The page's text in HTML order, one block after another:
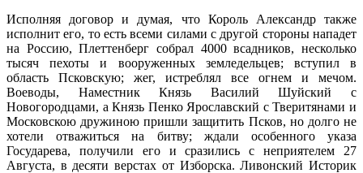
Исполняя договор и думая, что Король Александр также
исполнит его, то есть всеми силами с другой стороны нападет
на Россию, Плеттенберг собрал 4000 всадников, несколько
тысяч пехоты и вооруженных земледельцев; вступил в
область Псковскую; жег, истреблял все огнем и мечом.
Воеводы, Наместник Князь Василий Шуйский с
Новогородцами, а Князь Пенко Ярославский с Тверитянами и
Московскою дружиною пришли защитить Псков, но долго не
хотели отважиться на битву; ждали особенного указа
Государева, получили его и сразились с неприятелем 27
Августа, в десяти верстах от Изборска. Ливонский Историк